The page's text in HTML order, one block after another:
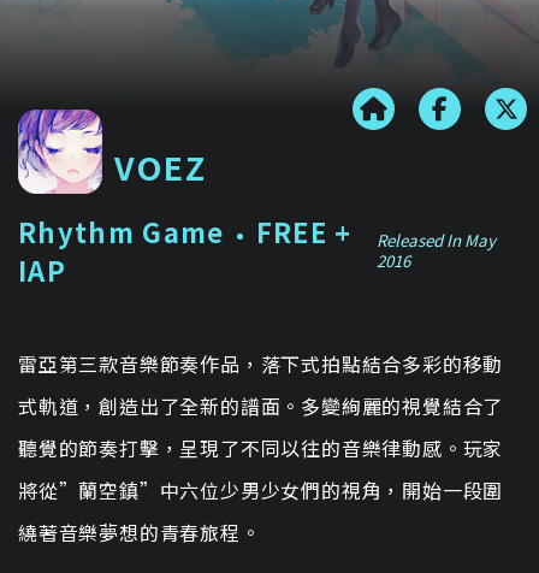
VOEZ
Rhythm Game
FREE +
IAP
Released In May
2016
雷亞第三款音樂節奏作品，落下式拍點結合多彩的移動
式軌道，創造出了全新的譜面。多變絢麗的視覺結合了
聽覺的節奏打擊，呈現了不同以往的音樂律動感。玩家
將從”蘭空鎮”中六位少男少女們的視角，開始一段圍
繞著音樂夢想的青春旅程。